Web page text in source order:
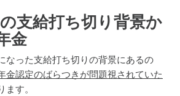
支給打ち切り背景か
金
なった支給打ち切りの背景にあるの
金認定のばらつきが問題視されていた
す。